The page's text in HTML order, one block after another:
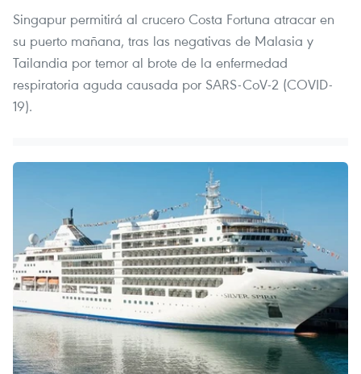
Singapur permitirá al crucero Costa Fortuna atracar en
su puerto mañana, tras las negativas de Malasia y
Tailandia por temor al brote de la enfermedad
respiratoria aguda causada por SARS-CoV-2 (COVID-
19).